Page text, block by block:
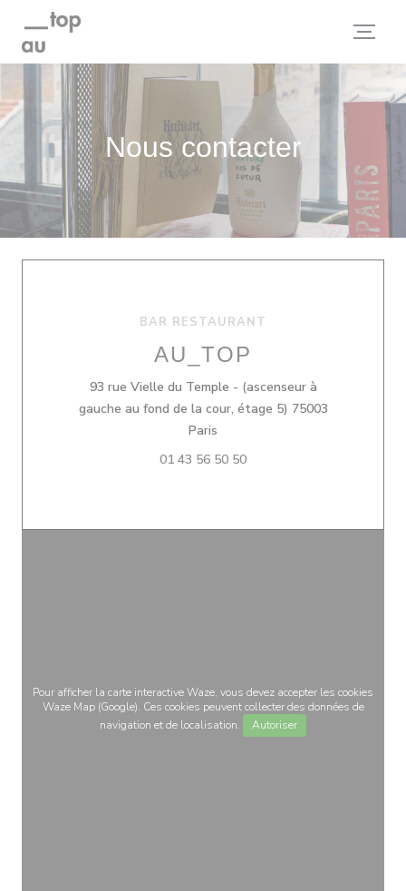
Personnalisation de vos choix en matière de cookies
Nous contacter
BAR RESTAURANT
AU_TOP
93 rue Vielle du Temple - (ascenseur à
gauche au fond de la cour, étage 5) 75003
Paris
01 43 56 50 50
Pour afficher la carte interactive Waze, vous devez accepter les cookies
Waze Map (Google). Ces cookies peuvent collecter des données de
navigation et de localisation.
Autoriser